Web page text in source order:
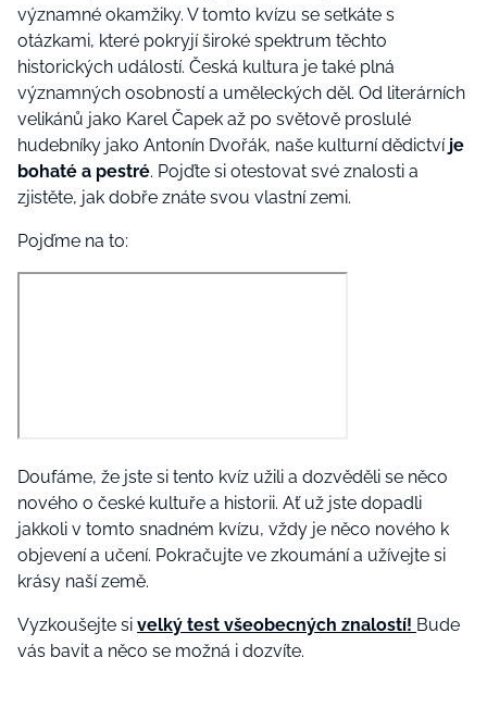
významné okamžiky. V tomto kvízu se setkáte s
otázkami, které pokryjí široké spektrum těchto
historických událostí. Česká kultura je také plná
významných osobností a uměleckých děl. Od literárních
velikánů jako Karel Čapek až po světově proslulé
hudebníky jako Antonín Dvořák, naše kulturní dědictví je
bohaté a pestré. Pojďte si otestovat své znalosti a
zjistěte, jak dobře znáte svou vlastní zemi.
Pojďme na to:
Doufáme, že jste si tento kvíz užili a dozvěděli se něco
nového o české kultuře a historii. Ať už jste dopadli
jakkoli v tomto snadném kvízu, vždy je něco nového k
objevení a učení. Pokračujte ve zkoumání a užívejte si
krásy naší země.
Vyzkoušejte si velký test všeobecných znalostí! Bude
vás bavit a něco se možná i dozvíte.